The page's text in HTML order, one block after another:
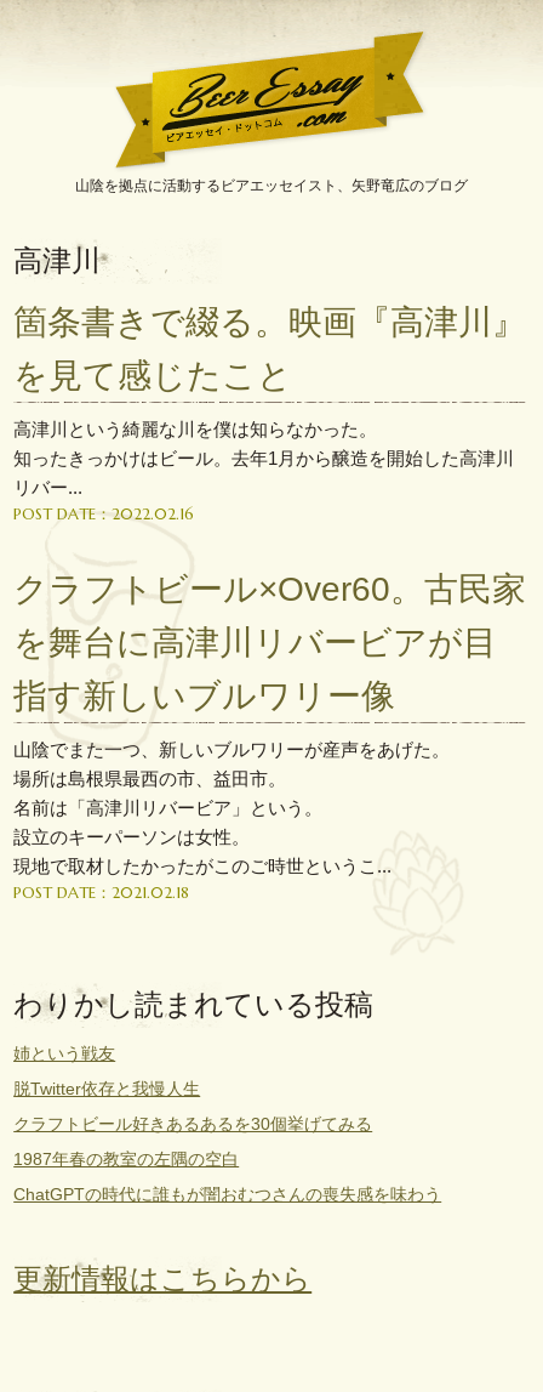
BeerEssay.com[ビアエ
山陰を拠点に活動するビアエッセイスト、矢野竜広のブログ
高津川
箇条書きで綴る。映画『高津川』
を見て感じたこと
高津川という綺麗な川を僕は知らなかった。
知ったきっかけはビール。去年1月から醸造を開始した高津川
リバー...
POST DATE：2022.02.16
クラフトビール×Over60。古民家
を舞台に高津川リバービアが目
指す新しいブルワリー像
山陰でまた一つ、新しいブルワリーが産声をあげた。
場所は島根県最西の市、益田市。
名前は「高津川リバービア」という。
設立のキーパーソンは女性。
現地で取材したかったがこのご時世というこ...
POST DATE：2021.02.18
わりかし読まれている投稿
姉という戦友
脱Twitter依存と我慢人生
クラフトビール好きあるあるを30個挙げてみる
1987年春の教室の左隅の空白
ChatGPTの時代に誰もが闇おむつさんの喪失感を味わう
更新情報はこちらから